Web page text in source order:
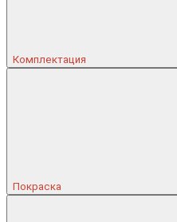
Комплектация
Покраска